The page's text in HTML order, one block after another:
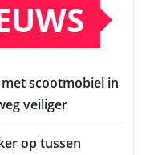
scootmobiel in
veiliger
op tussen